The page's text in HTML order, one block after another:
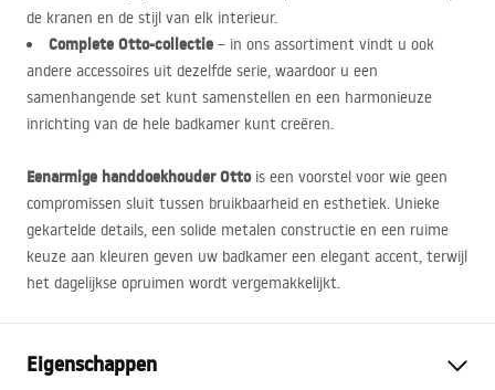
de kranen en de stijl van elk interieur.
Complete Otto-collectie – in ons assortiment vindt u ook
andere accessoires uit dezelfde serie, waardoor u een
samenhangende set kunt samenstellen en een harmonieuze
inrichting van de hele badkamer kunt creëren.
Eenarmige handdoekhouder Ottois een voorstel voor wie geen
compromissen sluit tussen bruikbaarheid en esthetiek. Unieke
gekartelde details, een solide metalen constructie en een ruime
keuze aan kleuren geven uw badkamer een elegant accent, terwijl
het dagelijkse opruimen wordt vergemakkelijkt.
Eigenschappen